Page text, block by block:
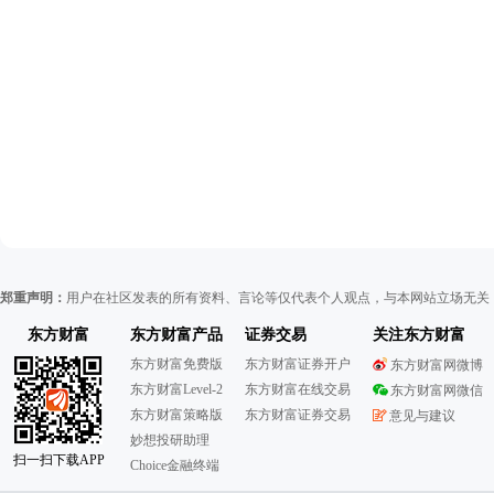
郑重声明： 用户在社区发表的所有资料、言论等仅代表个人观点，与本网站立场无
东方财富
扫一扫下载APP
东方财富产品
东方财富免费版
东方财富Level-2
东方财富策略版
妙想投研助理
Choice金融终端
证券交易
东方财富证券开户
东方财富在线交易
东方财富证券交易
关注东方财富
东方财富网微博
东方财富网微信
意见与建议